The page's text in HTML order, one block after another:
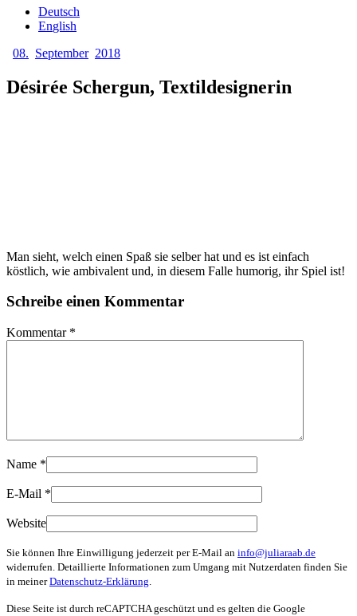
Deutsch
English
08. September 2018
Désirée Schergun, Textildesignerin
Man sieht, welch einen Spaß sie selber hat und es ist einfach
köstlich, wie ambivalent und, in diesem Falle humorig, ihr Spiel ist!
Schreibe einen Kommentar
Kommentar *
Name *
E-Mail *
Website
Sie können Ihre Einwilligung jederzeit per E-Mail an info@juliaraab.de
widerrufen. Detaillierte Informationen zum Umgang mit Nutzerdaten finden Sie
in meinerDatenschutz-Erklärung.
Diese Seite ist durch reCAPTCHA geschützt und es gelten die Google